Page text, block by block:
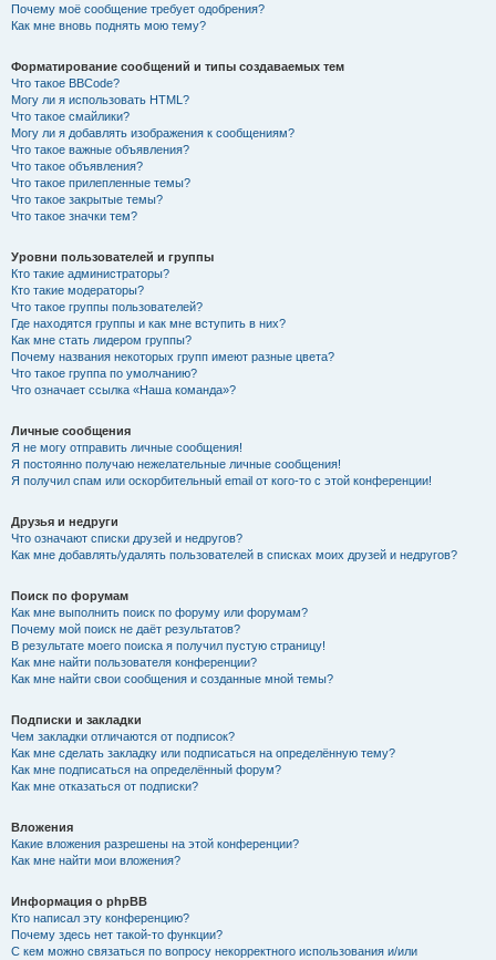
Почему моё сообщение требует одобрения?
Как мне вновь поднять мою тему?
Форматирование сообщений и типы создаваемых тем
Что такое BBCode?
Могу ли я использовать HTML?
Что такое смайлики?
Могу ли я добавлять изображения к сообщениям?
Что такое важные объявления?
Что такое объявления?
Что такое прилепленные темы?
Что такое закрытые темы?
Что такое значки тем?
Уровни пользователей и группы
Кто такие администраторы?
Кто такие модераторы?
Что такое группы пользователей?
Где находятся группы и как мне вступить в них?
Как мне стать лидером группы?
Почему названия некоторых групп имеют разные цвета?
Что такое группа по умолчанию?
Что означает ссылка «Наша команда»?
Личные сообщения
Я не могу отправить личные сообщения!
Я постоянно получаю нежелательные личные сообщения!
Я получил спам или оскорбительный email от кого-то с этой конференции!
Друзья и недруги
Что означают списки друзей и недругов?
Как мне добавлять/удалять пользователей в списках моих друзей и недругов?
Поиск по форумам
Как мне выполнить поиск по форуму или форумам?
Почему мой поиск не даёт результатов?
В результате моего поиска я получил пустую страницу!
Как мне найти пользователя конференции?
Как мне найти свои сообщения и созданные мной темы?
Подписки и закладки
Чем закладки отличаются от подписок?
Как мне сделать закладку или подписаться на определённую тему?
Как мне подписаться на определённый форум?
Как мне отказаться от подписки?
Вложения
Какие вложения разрешены на этой конференции?
Как мне найти мои вложения?
Информация о phpBB
Кто написал эту конференцию?
Почему здесь нет такой-то функции?
С кем можно связаться по вопросу некорректного использования и/или